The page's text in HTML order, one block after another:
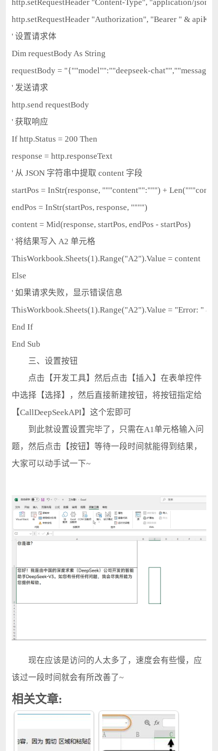
http.setRequestHeader "Content-Type", "application/json"
http.setRequestHeader "Authorization", "Bearer " & apiKey
' 设置请求体
Dim requestBody As String
requestBody = "{""model"":""deepseek-
' 发送请求
http.send requestBody
' 获取响应
If http.Status = 200 Then
response = http.responseText
' 从 JSON 字符串中提取 content 字段
startPos = InStr(response, """content"":""") +
endPos = InStr(startPos, response, """")
content = Mid(response, startPos, endPos - startPos)
' 将结果写入 A2 单元格
ThisWorkbook.Sheets(1).Range("A2").Value = content
Else
' 如果请求失败，显示错误信息
ThisWorkbook.Sheets(1).Range("A2").Value = "Error: " &
End If
End Sub
三、设置按钮
点击【开发工具】然后点击【插入】在表单控件
中选择【选择】，然后直接新建按钮，将按钮指定给
【CallDeepSeekAPI】这个宏即可
到此就设置设置完毕了，只需在A1单元格输入问
题，然后点击【按钮】等待一段时间就能得到结果，
大家可以动手试一下~
现在应该是访问的人太多了，速度会有些慢，应
该过一段时间就会有所改善了~
相关文章: